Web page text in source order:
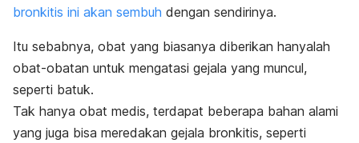
bronkitis ini akan sembuh dengan sendirinya.
Itu sebabnya, obat yang biasanya diberikan hanyalah
obat-obatan untuk mengatasi gejala yang muncul,
seperti batuk.
Tak hanya obat medis, terdapat beberapa bahan alami
yang juga bisa meredakan gejala bronkitis, seperti